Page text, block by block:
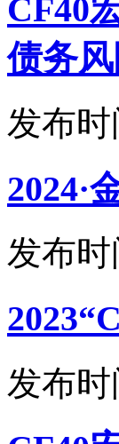
CF40
债务
发布时
2024·
发布时
发布时